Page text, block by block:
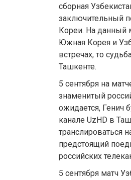
сборная
заключительный
Кореи. На данный
Южная Корея и
встречах, то
Ташкенте.
5 сентября на
знаменитый
ожидается, Генич
канале UzHD в
транслироваться
предстоящий
российских
5 сентября матч